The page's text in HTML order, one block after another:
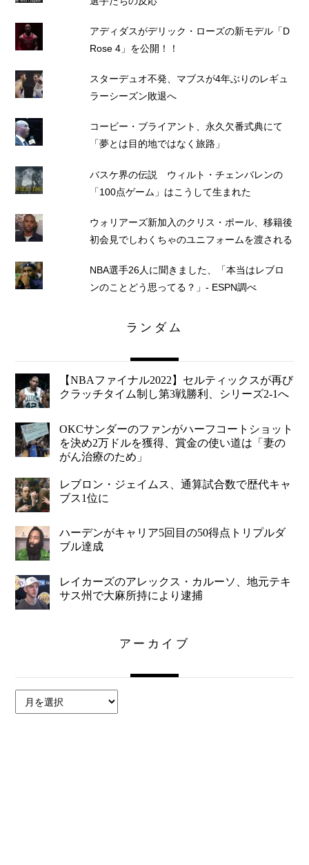
アディダスがデリック・ローズの新モデル「D
Rose 4」を公開！！
スターデュオ不発、マブスが4年ぶりのレギュ
ラーシーズン敗退へ
コービー・ブライアント、永久欠番式典にて
「夢とは目的地ではなく旅路」
バスケ界の伝説 ウィルト・チェンバレンの
「100点ゲーム」はこうして生まれた
ウォリアーズ新加入のクリス・ポール、移籍後
初会見でしわくちゃのユニフォームを渡される
NBA選手26人に聞きました、「本当はレブロ
ンのことどう思ってる？」- ESPN調べ
ランダム
【NBAファイナル2022】セルティックスが再び
クラッチタイム制し第3戦勝利、シリーズ2-1へ
OKCサンダーのファンがハーフコートショット
を決め2万ドルを獲得、賞金の使い道は「妻の
がん治療のため」
レブロン・ジェイムス、通算試合数で歴代キャ
ブス1位に
ハーデンがキャリア5回目の50得点トリプルダ
ブル達成
レイカーズのアレックス・カルーソ、地元テキ
サス州で大麻所持により逮捕
アーカイブ
ー